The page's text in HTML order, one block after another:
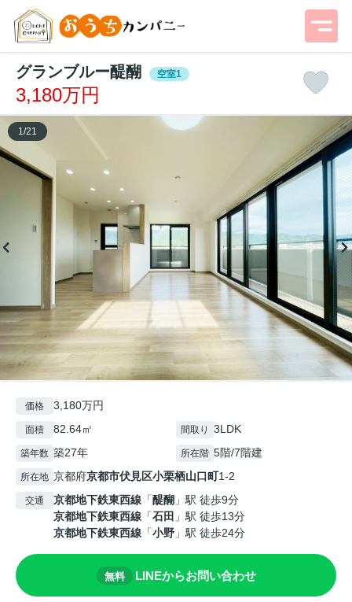
グランブルー醍醐 空室1
3,180万円
1 /21
価格 3,180万円
面積 82.64㎡ 間取り 3LDK
築年数 築27年 所在階 5階/7階建
所在地 京都府京都市伏見区小栗栖山口町1-2
交通 京都地下鉄東西線 「醍醐 」駅 徒歩9分
京都地下鉄東西線 「石田 」駅 徒歩13分
京都地下鉄東西線 「小野 」駅 徒歩24分
無料 LINEからお問い合わせ